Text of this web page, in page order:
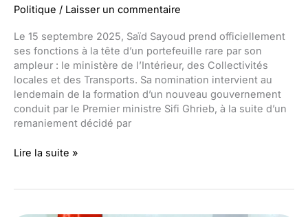
Politique / Laisser un commentaire
Le 15 septembre 2025, Saïd Sayoud prend officiellement
ses fonctions à la tête d’un portefeuille rare par son
ampleur : le ministère de l’Intérieur, des Collectivités
locales et des Transports. Sa nomination intervient au
lendemain de la formation d’un nouveau gouvernement
conduit par le Premier ministre Sifi Ghrieb, à la suite d’un
remaniement décidé par
Qui
Lire la suite »